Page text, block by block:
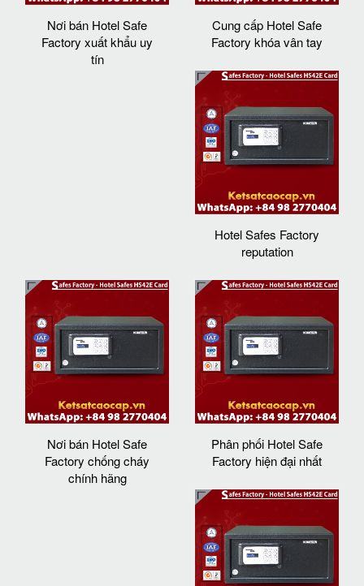
Nơi bán Hotel Safe
Factory xuất khẩu uy
tín
Cung cấp Hotel Safe
Factory khóa vân tay
Hotel Safes Factory
reputation
Nơi bán Hotel Safe
Factory chống cháy
chính hãng
Phân phối Hotel Safe
Factory hiện đại nhất